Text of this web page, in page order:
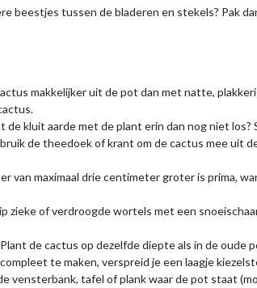
tussen de bladeren en stekels? Pak
makkelijker uit de pot dan met natte,
kluit aarde met de plant erin dan nog niet los?
de theedoek of krant om de cactus mee uit
maximaal drie centimeter groter is prima,
zieke of verdroogde wortels met een
de cactus op dezelfde diepte als in de oude
te maken, verspreid je een laagje
vensterbank, tafel of plank waar de pot staat